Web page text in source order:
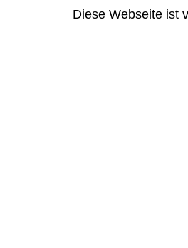
Diese Webseite ist